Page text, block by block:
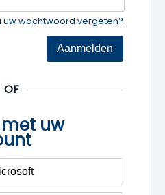
uw
OF
uw wachtwoord vergeten?
Aanmelden